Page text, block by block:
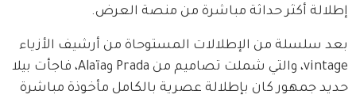
إطلالة أكثر حداثة مباشرة من منصة العرض.
بعد سلسلة من الإطلالات المستوحاة من أرشيف الأزياء
vintage، والتي شملت تصاميم من Prada وAlaïa، فاجأت بيلا
حديد جمهور كان بإطلالة عصرية بالكامل مأخوذة مباشرة